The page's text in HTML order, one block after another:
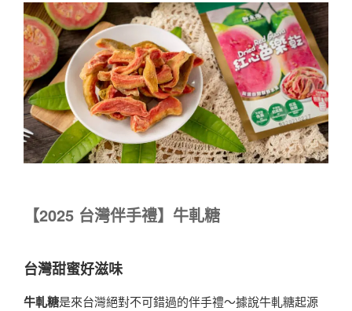
【2025 台灣伴手禮】牛軋糖
台灣甜蜜好滋味
牛軋糖是來台灣絕對不可錯過的伴手禮～據說牛軋糖起源